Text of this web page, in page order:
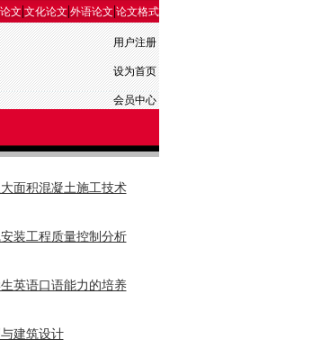
文|文化论文|外语论文|论文格式
用户注册
设为首页
会员中心
面积混凝土施工技术
装工程质量控制分析
英语口语能力的培养
建筑设计